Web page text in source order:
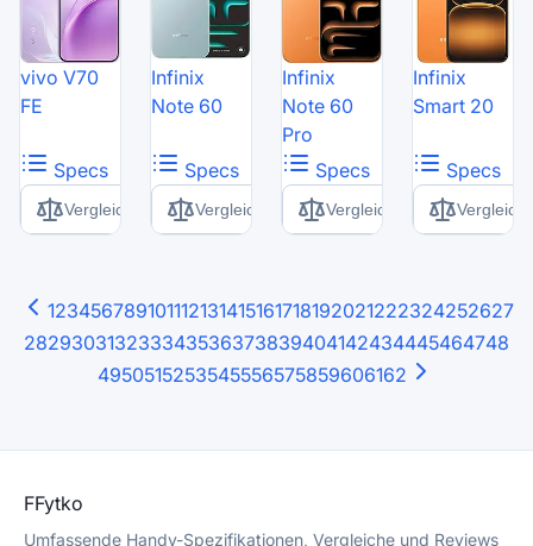
vivo V70
FE
Specs
Vergleich
Infinix
Note 60
Specs
Vergleich
Infinix
Note 60
Pro
Specs
Vergleich
Infinix
Smart 20
Specs
Vergleich
123456789101112131415161718192021222324252627
282930313233343536373839404142434445464748
4950515253545556575859606162
FFytko
Umfassende Handy-Spezifikationen, Vergleiche und Reviews